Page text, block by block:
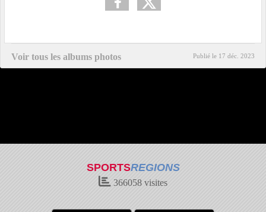
Voir tous les albums photos Publié le 17 déc. 2023
SPORTSREGIONS
366058 visites